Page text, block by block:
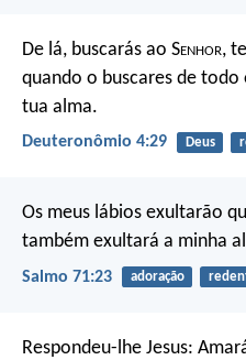
De lá, buscarás ao Senhor,
quando o buscares de
tua alma.
Deuteronômio 4:29 Deus
Os meus lábios exultarão
também exultará a minha
Salmo 71:23 adoração
Respondeu-lhe Jesus: